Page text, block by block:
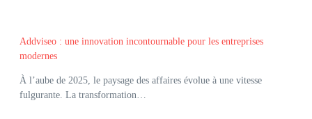
Addviseo : une innovation incontournable pour les entreprises
modernes
À l’aube de 2025, le paysage des affaires évolue à une vitesse
fulgurante. La transformation…